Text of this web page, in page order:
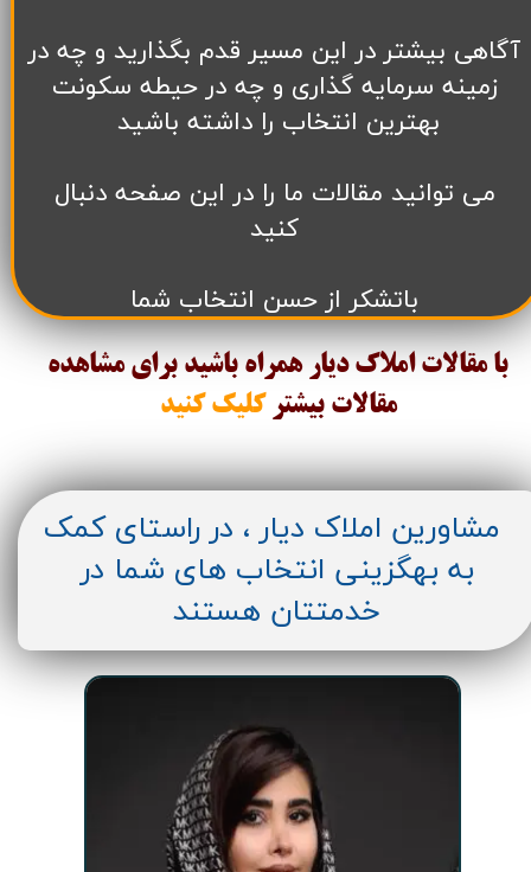
آگاهی بیشتر در این مسیر قدم بگذارید و چه در
زمینه سرمایه گذاری و چه در حیطه سکونت
بهترین انتخاب را داشته باشید
می توانید مقالات ما را در این صفحه دنبال
کنید
باتشکر از حسن انتخاب شما
با مقالات املاک دیار همراه باشید برای مشاهده
مقالات بیشتر کلیک کنید
مشاورین املاک دیار ، در راستای کمک
به بهگزینی انتخاب های شما در
خدمتتان هستند